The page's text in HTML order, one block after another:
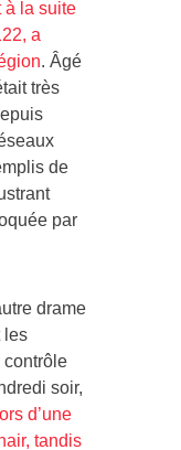
à la suite
a
. Âgé
très
de
par
drame
les
contrôle
soir,
d’une
tandis